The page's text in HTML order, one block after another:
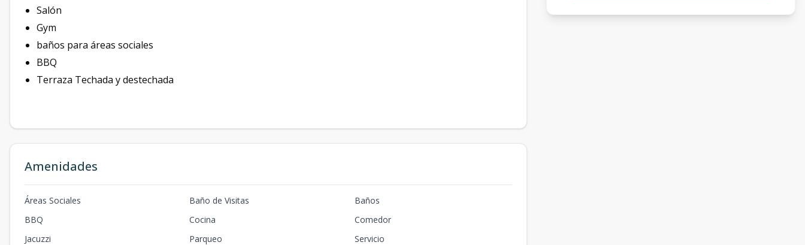
Salón
Gym
baños para áreas sociales
BBQ
Terraza Techada y destechada
Amenidades
Áreas Sociales Baño de Visitas
Baños
BBQ
Cocina
Comedor
Jacuzzi
Parqueo Servicio